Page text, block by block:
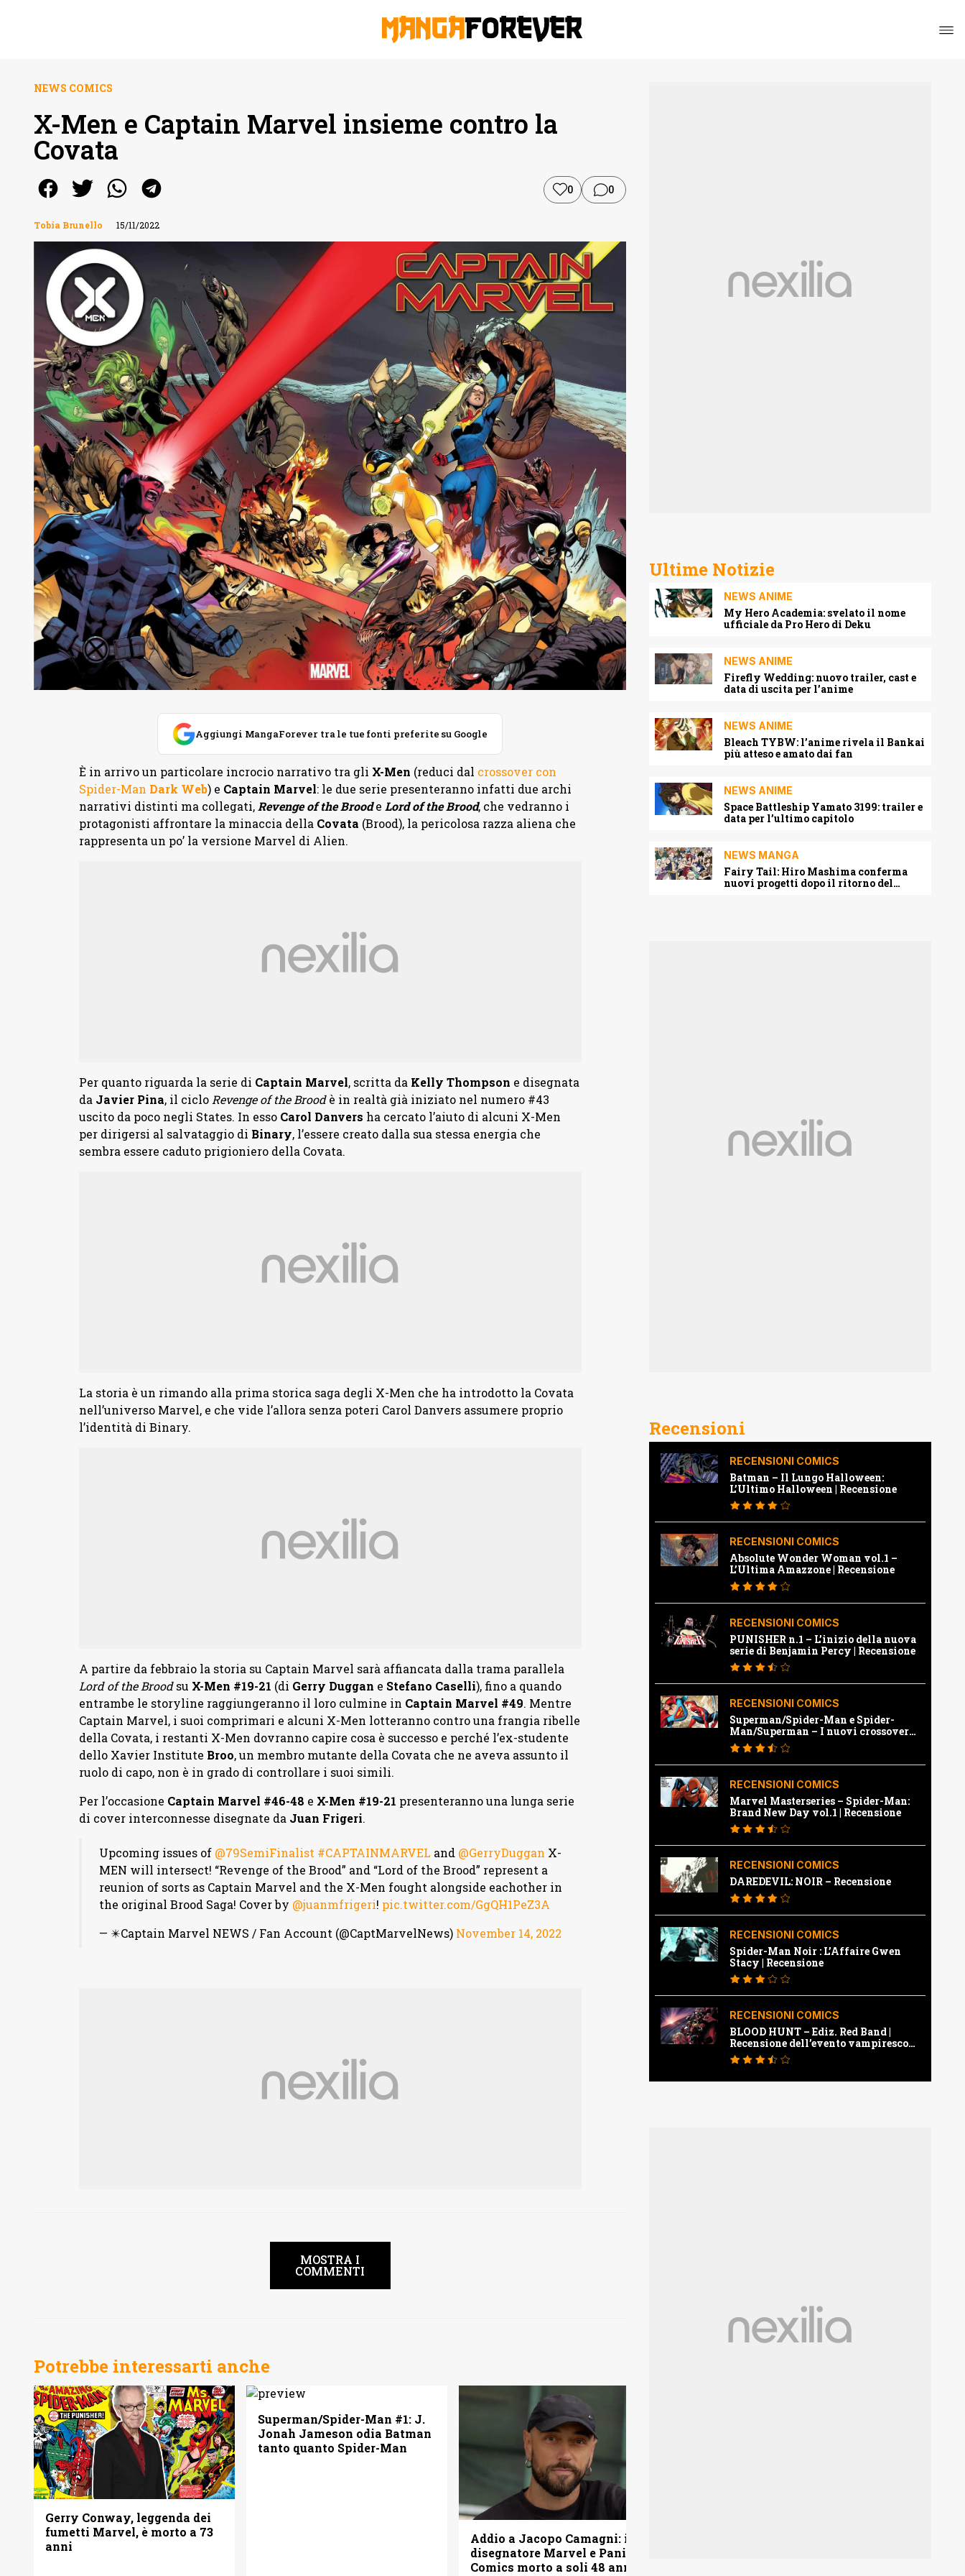
NEWS COMICS
X-Men e Captain Marvel insieme contro la
Covata
0 0
Tobia Brunello 15/11/2022
Aggiungi MangaForever tra le tue fonti preferite su Google
È in arrivo un particolare incrocio narrativo tra gli X-Men (reduci dal crossover con
Spider-Man Dark Web) e Captain Marvel: le due serie presenteranno infatti due archi
narrativi distinti ma collegati,Revenge of the Broode Lord of the Brood, che vedranno i
protagonisti affrontare la minaccia della Covata (Brood), la pericolosa razza aliena che
rappresenta un po’ la versione Marvel di Alien.
Per quanto riguarda la serie di Captain Marvel, scritta da Kelly Thompson e disegnata
da Javier Pina, il cicloRevenge of the Broodè in realtà già iniziato nel numero #43
uscito da poco negli States. In esso Carol Danvers ha cercato l’aiuto di alcuni X-Men
per dirigersi al salvataggio di Binary, l’essere creato dalla sua stessa energia che
sembra essere caduto prigioniero della Covata.
La storia è un rimando alla prima storica saga degli X-Men che ha introdotto la Covata
nell’universo Marvel, e che vide l’allora senza poteri Carol Danvers assumere proprio
l’identità di Binary.
A partire da febbraio la storia su Captain Marvel sarà affiancata dalla trama parallela
Lord of the Broodsu X-Men #19-21 (di Gerry Duggan e Stefano Caselli), fino a quando
entrambe le storyline raggiungeranno il loro culmine in Captain Marvel #49. Mentre
Captain Marvel, i suoi comprimari e alcuni X-Men lotteranno contro una frangia ribelle
della Covata, i restanti X-Men dovranno capire cosa è successo e perché l’ex-studente
dello Xavier Institute Broo, un membro mutante della Covata che ne aveva assunto il
ruolo di capo, non è in grado di controllare i suoi simili.
Per l’occasione Captain Marvel #46-48 e X-Men #19-21 presenteranno una lunga serie
di cover interconnesse disegnate da Juan Frigeri.
Upcoming issues of @79SemiFinalist #CAPTAINMARVEL and @GerryDuggan X-
MEN will intersect! “Revenge of the Brood” and “Lord of the Brood” represent a
reunion of sorts as Captain Marvel and the X-Men fought alongside eachother in
the original Brood Saga! Cover by @juanmfrigeri! pic.twitter.com/GgQH1PeZ3A
— ✴️Captain Marvel NEWS / Fan Account (@CaptMarvelNews) November 14, 2022
MOSTRA I
COMMENTI
Potrebbe interessarti anche
Gerry Conway, leggenda dei
fumetti Marvel, è morto a 73
anni
Superman/Spider-Man #1: J.
Jonah Jameson odia Batman
tanto quanto Spider-Man
Addio a Jacopo Camagni: il
disegnatore Marvel e Panini
Comics morto a soli 48 anni
Ultime Notizie
NEWS ANIME
My Hero Academia: svelato il nome
ufficiale da Pro Hero di Deku
NEWS ANIME
Firefly Wedding: nuovo trailer, cast e
data di uscita per l’anime
NEWS ANIME
Bleach TYBW: l’anime rivela il Bankai
più atteso e amato dai fan
NEWS ANIME
Space Battleship Yamato 3199: trailer e
data per l’ultimo capitolo
NEWS MANGA
Fairy Tail: Hiro Mashima conferma
nuovi progetti dopo il ritorno del
Recensioni
RECENSIONI COMICS
Batman – Il Lungo Halloween:
L’Ultimo Halloween | Recensione
RECENSIONI COMICS
Absolute Wonder Woman vol.1 –
L’Ultima Amazzone | Recensione
RECENSIONI COMICS
PUNISHER n.1 – L’inizio della nuova
serie di Benjamin Percy | Recensione
RECENSIONI COMICS
Superman/Spider-Man e Spider-
Man/Superman – I nuovi crossover
Marvel e Dc | Recensione
RECENSIONI COMICS
Marvel Masterseries – Spider-Man:
Brand New Day vol.1 | Recensione
RECENSIONI COMICS
DAREDEVIL: NOIR – Recensione
RECENSIONI COMICS
Spider-Man Noir : L’Affaire Gwen
Stacy | Recensione
RECENSIONI COMICS
BLOOD HUNT – Ediz. Red Band |
Recensione dell’evento vampiresco
della Marvel